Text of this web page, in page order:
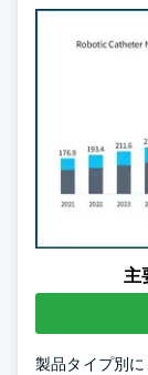
主
製品タイプ別